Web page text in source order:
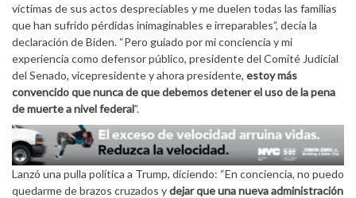
víctimas de sus actos despreciables y me duelen todas las familias
que han sufrido pérdidas inimaginables e irreparables”, decía la
declaración de Biden. “Pero guiado por mi conciencia y mi
experiencia como defensor público, presidente del Comité Judicial
del Senado, vicepresidente y ahora presidente, estoy más
convencido que nunca de que debemos detener el uso de la pena
de muerte a nivel federal”.
Lanzó una pulla política a Trump, diciendo: “En conciencia, no puedo
quedarme de brazos cruzados ydejar que una nueva administración